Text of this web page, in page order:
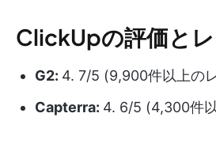
ClickUpの評価と
G2: 4. 7/5 (9,900件以上の
Capterra: 4. 6/5 (4,300件